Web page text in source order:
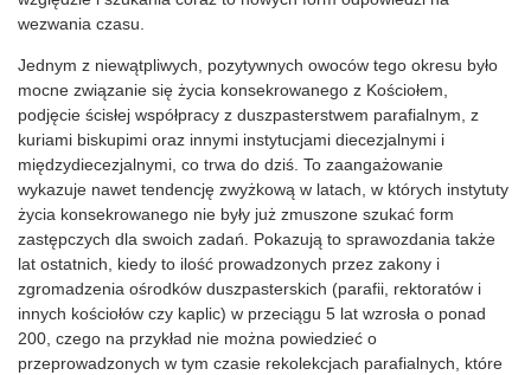
wezwania czasu.
Jednym z niewątpliwych, pozytywnych owoców tego okresu było
mocne związanie się życia konsekrowanego z Kościołem,
podjęcie ścisłej współpracy z duszpasterstwem parafialnym, z
kuriami biskupimi oraz innymi instytucjami diecezjalnymi i
międzydiecezjalnymi, co trwa do dziś. To zaangażowanie
wykazuje nawet tendencję zwyżkową w latach, w których instytuty
życia konsekrowanego nie były już zmuszone szukać form
zastępczych dla swoich zadań. Pokazują to sprawozdania także
lat ostatnich, kiedy to ilość prowadzonych przez zakony i
zgromadzenia ośrodków duszpasterskich (parafii, rektoratów i
innych kościołów czy kaplic) w przeciągu 5 lat wzrosła o ponad
200, czego na przykład nie można powiedzieć o
przeprowadzonych w tym czasie rekolekcjach parafialnych, które